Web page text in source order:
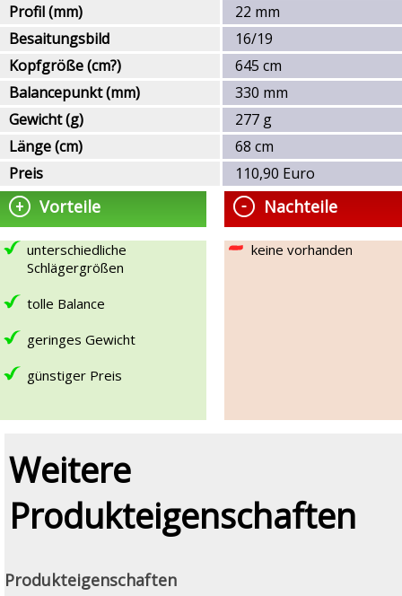
Profil (mm)
22 mm
Besaitungsbild
16/19
Kopfgröße (cm?)
645 cm
Balancepunkt (mm)
330 mm
Gewicht (g)
277 g
Länge (cm)
68 cm
Preis
110,90 Euro
Vorteile
unterschiedliche
Schlägergrößen
tolle Balance
geringes Gewicht
günstiger Preis
Nachteile
keine vorhanden
Weitere
Produkteigenschaften
Produkteigenschaften